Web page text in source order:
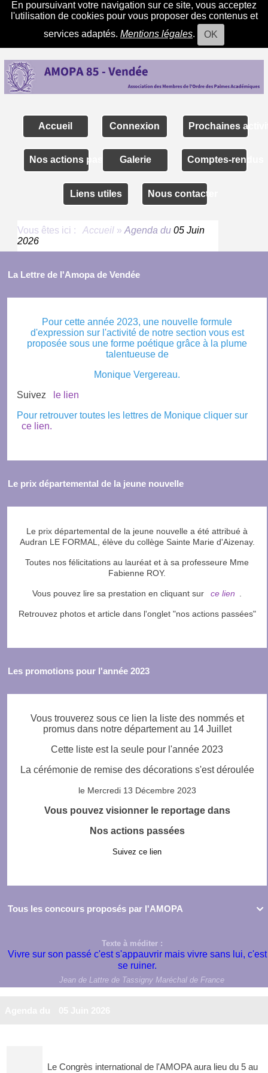
En poursuivant votre navigation sur ce site, vous acceptez
l'utilisation de cookies pour vous proposer des contenus et
services adaptés. Mentions légales. OK
Accueil Connexion Prochaines
Nos actions passéesGalerie Comptes-rendus
Liens utiles Nous contacter
Vous êtes ici : Accueil »Agenda du05 Juin
2026
La Lettre de l'Amopa de Vendée
Pour cette année 2023, une nouvelle formule
d'expression sur l'activité de notre section vous est
proposée sous une forme poétique grâce à la plume
talentueuse de
Monique Vergereau.
Suivez
le lien
Pour retrouver toutes les lettres de Monique cliquer sur
ce lien.
Le prix départemental de la jeune nouvelle
Le prix départemental de la jeune nouvelle a été attribué à
Audran LE FORMAL, élève du collège Sainte Marie d'Aizenay.
Toutes nos félicitations au lauréat et à sa professeure Mme
Fabienne ROY.
Vous pouvez lire sa prestation en cliquant sur ce lien
Retrouvez photos et article dans l'onglet "nos actions passées"
Les promotions pour l'année 2023
Vous trouverez sous ce lien la liste des nommés et
promus dans notre département au 14 Juillet
Cette liste est la seule pour l'année 2023
La cérémonie de remise des décorations s'est déroulée
le Mercredi 13 Décembre 2023
Vous pouvez visionner le reportage dans
Nos actions passées
Suivez ce lien

Tous les concours proposés par l'AMOPA
Texte à méditer :
Vivre sur son passé c'est s'appauvrir mais vivre sans lui, c'est
se ruiner.
Jean de Lattre de Tassigny Maréchal de France
Le Congrès international de l'AMOPA aura lieu du 5 au